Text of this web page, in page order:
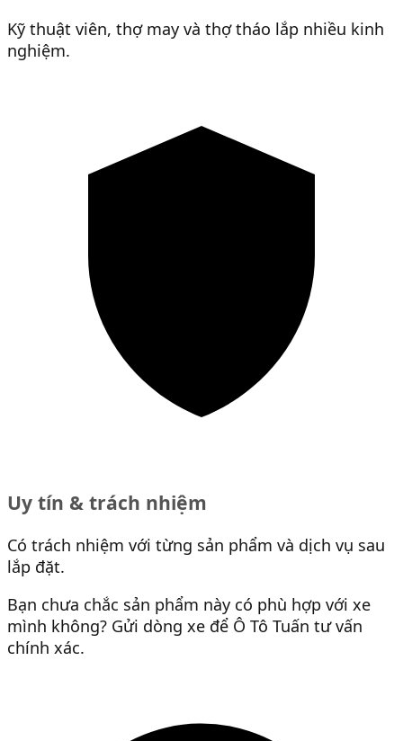
Kỹ thuật viên, thợ may và thợ tháo lắp nhiều kinh
nghiệm.
Uy tín & trách nhiệm
Có trách nhiệm với từng sản phẩm và dịch vụ sau
lắp đặt.
Bạn chưa chắc sản phẩm này có phù hợp với xe
mình không? Gửi dòng xe để Ô Tô Tuấn tư vấn
chính xác.